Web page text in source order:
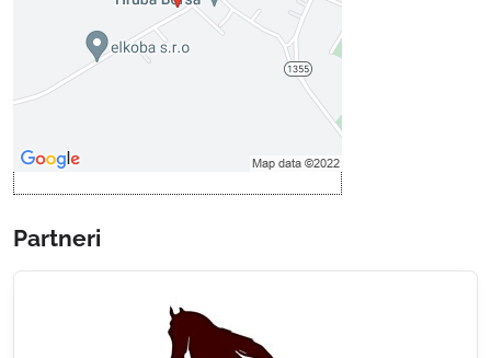
Povoliť tentokrát
Povoliť a zapamätať - súhlas s
Partneri